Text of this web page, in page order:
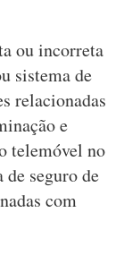
ou incorreta
sistema de
relacionadas
e
telemóvel no
seguro de
com